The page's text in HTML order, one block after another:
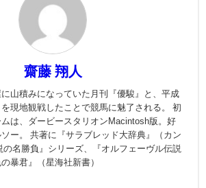
齋藤 翔人
山積みになっていた月刊『優駿』と、平成
現地観戦したことで競馬に魅了される。 初
は、ダービースタリオンMacintosh版。好
ー。 共著に『サラブレッド大辞典』（カン
の名勝負』シリーズ、『オルフェーヴル伝説
暴君』（星海社新書）